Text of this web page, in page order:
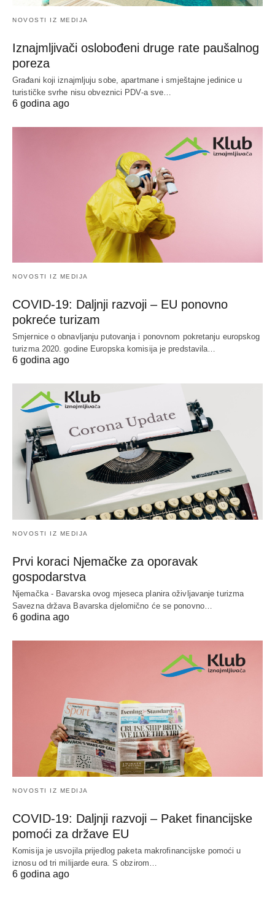
NOVOSTI IZ MEDIJA
Iznajmljivači oslobođeni druge rate paušalnog
poreza
Građani koji iznajmljuju sobe, apartmane i smještajne jedinice u
turističke svrhe nisu obveznici PDV-a sve…
6 godina ago
NOVOSTI IZ MEDIJA
COVID-19: Daljnji razvoji – EU ponovno
pokreće turizam
Smjernice o obnavljanju putovanja i ponovnom pokretanju europskog
turizma 2020. godine Europska komisija je predstavila…
6 godina ago
NOVOSTI IZ MEDIJA
Prvi koraci Njemačke za oporavak
gospodarstva
Njemačka - Bavarska ovog mjeseca planira oživljavanje turizma
Savezna država Bavarska djelomično će se ponovno…
6 godina ago
NOVOSTI IZ MEDIJA
COVID-19: Daljnji razvoji – Paket financijske
pomoći za države EU
Komisija je usvojila prijedlog paketa makrofinancijske pomoći u
iznosu od tri milijarde eura. S obzirom…
6 godina ago